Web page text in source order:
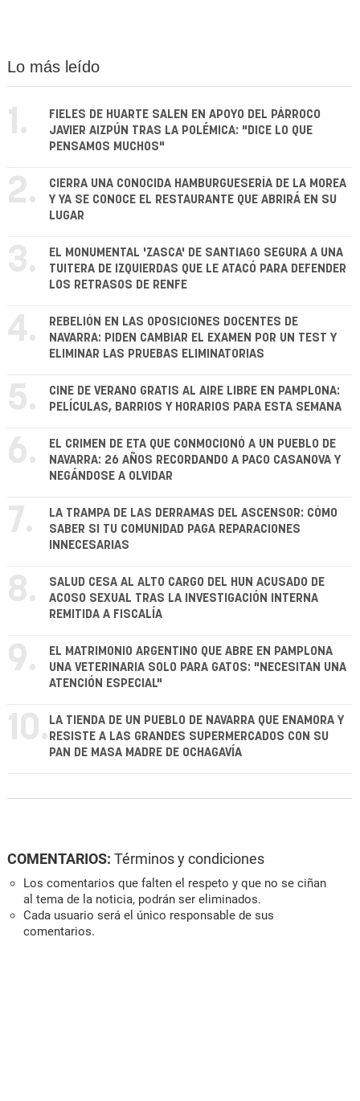
Lo más leído
1.
FIELES DE HUARTE SALEN EN APOYO DEL PÁRROCO
JAVIER AIZPÚN TRAS LA POLÉMICA: "DICE LO QUE
PENSAMOS MUCHOS"
2.
CIERRA UNA CONOCIDA HAMBURGUESERÍA DE LA MOREA
Y YA SE CONOCE EL RESTAURANTE QUE ABRIRÁ EN SU
LUGAR
3.
EL MONUMENTAL 'ZASCA' DE SANTIAGO SEGURA A UNA
TUITERA DE IZQUIERDAS QUE LE ATACÓ PARA DEFENDER
LOS RETRASOS DE RENFE
4.
REBELIÓN EN LAS OPOSICIONES DOCENTES DE
NAVARRA: PIDEN CAMBIAR EL EXAMEN POR UN TEST Y
ELIMINAR LAS PRUEBAS ELIMINATORIAS
5.
CINE DE VERANO GRATIS AL AIRE LIBRE EN PAMPLONA:
PELÍCULAS, BARRIOS Y HORARIOS PARA ESTA SEMANA
6.
EL CRIMEN DE ETA QUE CONMOCIONÓ A UN PUEBLO DE
NAVARRA: 26 AÑOS RECORDANDO A PACO CASANOVA Y
NEGÁNDOSE A OLVIDAR
7.
LA TRAMPA DE LAS DERRAMAS DEL ASCENSOR: CÓMO
SABER SI TU COMUNIDAD PAGA REPARACIONES
INNECESARIAS
8.
SALUD CESA AL ALTO CARGO DEL HUN ACUSADO DE
ACOSO SEXUAL TRAS LA INVESTIGACIÓN INTERNA
REMITIDA A FISCALÍA
9.
EL MATRIMONIO ARGENTINO QUE ABRE EN PAMPLONA
UNA VETERINARIA SOLO PARA GATOS: "NECESITAN UNA
ATENCIÓN ESPECIAL"
10. LA TIENDA DE UN PUEBLO DE NAVARRA QUE ENAMORA Y
RESISTE A LAS GRANDES SUPERMERCADOS CON SU
PAN DE MASA MADRE DE OCHAGAVÍA
COMENTARIOS: Términos y condiciones
Los comentarios que falten el respeto y que no se ciñan
al tema de la noticia, podrán ser eliminados.
Cada usuario será el único responsable de sus
comentarios.